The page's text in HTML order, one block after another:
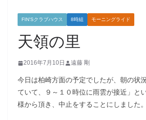
FIN'Sクラブハウス 8時組 モーニングライド
天領の里
2016年7月10日 遠藤 剛
今日は柏崎方面の予定でしたが、朝の状
ていて、９～１０時位に雨雲が接近」と
様から頂き、中止をすることにしました。